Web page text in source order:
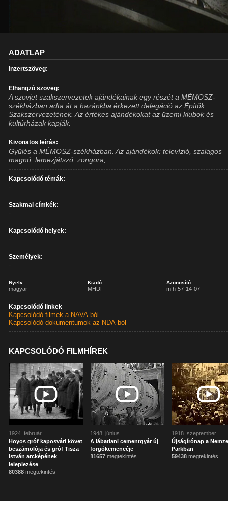
ADATLAP
Inzertszöveg:
Elhangzó szöveg:
A szovjet szakszervezetek ajándékainak egy részét a MÉMOSZ-
székházban adta át a hazánkba érkezett delegáció az Építők
Szakszervezetének. Az értékes ajándékokat az üzemi klubok és
kultúrházak kapják.
Kivonatos leírás:
Gyűlés a MÉMOSZ-székházban. Az ajándékok: televízió, szalagos
magnó, lemezjátszó, zongora,
Kapcsolódó témák:
-
Szakmai címkék:
-
Kapcsolódó helyek:
-
Személyek:
-
Nyelv:
magyar
Kiadó:
MHDF
Azonosító:
mfh-57-14-07
Kapcsolódó linkek
Kapcsolódó filmek a NAVA-ból
Kapcsolódó dokumentumok az NDA-ból
KAPCSOLÓDÓ FILMHÍREK
1924. február
Hoyos gróf kaposvári követ
beszámolója és gróf Tisza
István arcképének
leleplezése
80388 megtekintés
1948. június
A lábatlani cementgyár új
forgókemencéje
81657 megtekintés
1918. szeptember
Újságírónap a
Parkban
59438 megtekintés